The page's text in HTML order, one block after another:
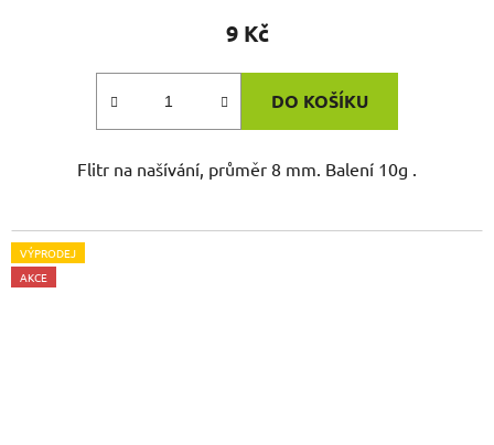
9 Kč
DO KOŠÍKU
Flitr na našívání, průměr 8 mm. Balení 10g .
VÝPRODEJ
AKCE